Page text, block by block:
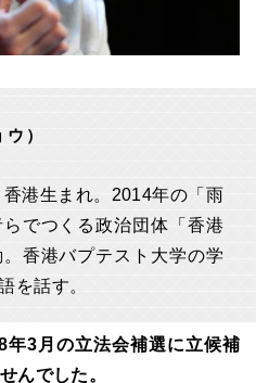
）
港生まれ。2014年の「雨
でつくる政治団体「香港
香港バプテスト大学の学
を話す。
3月の立法会補選に立候補
んでした。